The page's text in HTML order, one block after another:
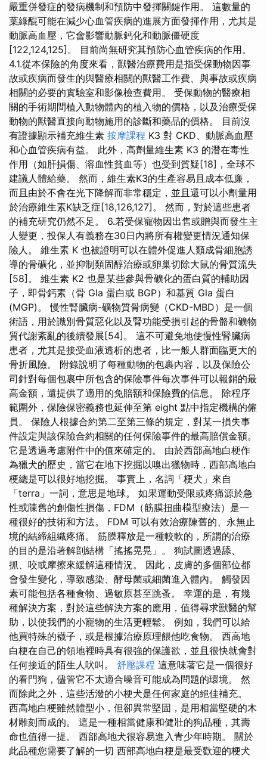
嚴重併發症的發病機制和預防中發揮關鍵作用。 這數量的
葉綠醌可能在減少心血管疾病的進展方面發揮作用，尤其是
動脈高血壓，它會影響動脈鈣化和動脈僵硬度
[122,124,125]。 目前尚無研究其預防心血管疾病的作用。
4.1.從本保險的角度來看，獸醫治療費用是指受保動物因事
故或疾病而發生的與醫療相關的獸醫工作費、與事故或疾病
相關的必要的實驗室和影像檢查費用。 受保動物的醫療相
關的手術期間植入動物體內的植入物的價格，以及治療受保
動物的獸醫直接向動物施用的診斷和藥品的價格。 目前沒
有證據顯示補充維生素 按摩課程 K3 對 CKD、動脈高血壓
和心血管疾病有益。 此外，高劑量維生素 K3 的潛在毒性
作用（如肝損傷、溶血性貧血等）也受到質疑[18]，全球不
建議人體給藥。 然而，維生素K3的生產容易且成本低廉，
而且由於不會在光下降解而非常穩定，並且還可以小劑量用
於治療維生素K缺乏症[18,126,127]。 然而，對於這些患者
的補充研究仍然不足。 6.若受保寵物因出售或贈與而發生主
人變更，投保人有義務在30日內將所有權變更情況通知保
險人。 維生素 K 也被證明可以在體外促進人類成骨細胞誘
導的骨礦化，並抑制類固醇治療或卵巢切除大鼠的骨質流失
[58]。 維生素 K2 也是某些參與骨礦化的蛋白質的輔助因
子，即骨鈣素（骨 Gla 蛋白或 BGP）和基質 Gla 蛋白
(MGP)。 慢性腎臟病-礦物質骨病變（CKD-MBD）是一個
術語，用於識別骨質惡化以及腎功能受損引起的骨骼和礦物
質代謝紊亂的後續發展[54]。 這不可避免地使慢性腎臟病
患者，尤其是接受血液透析的患者，比一般人群面臨更大的
骨折風險。 附錄說明了每種動物的包裹內容，以及保險公
司針對每個包裹中所包含的保險事件每次事件可以報銷的最
高金額，還提供了適用的免賠額和保險費的信息。 除程序
範圍外，保險保密義務也延伸至第 eight 點中指定機構的僱
員。 保險人根據合約第二至第三條的規定，對某一損失事
件設定與該保險合約相關的任何保險事件的最高賠償金額。
它是透過考慮附件中的值來確定的。 由於西部高地白梗作
為獵犬的歷史，當它在地下挖掘以嗅出獵物時，西部高地白
梗總是可以很好地挖掘。 事實上，名詞「梗犬」來自
「terra」一詞，意思是地球。 如果運動受限或疼痛源於急
性或陳舊的創傷性損傷，FDM（筋膜扭曲模型療法）是一
種很好的技術和方法。 FDM 可以有效治療陳舊的、永無止
境的結締組織疼痛。 筋膜釋放是一種較軟的，所謂的治療
的目的是沿著解剖結構「搖搖晃晃」。 狗試圖透過舔、
抓、咬或摩擦來緩解這種情況。 因此，皮膚的多個部位都
會發生變化，導致感染、酵母菌或細菌進入體內。 觸發因
素可能包括各種食物、過敏原甚至跳蚤。 幸運的是，有幾
種解決方案，對於這些解決方案的應用，值得尋求獸醫的幫
助，以使我們的小寵物的生活更輕鬆。 例如，我們可以給
他買特殊的襪子，或是根據治療原理餵他吃食物。 西高地
白梗在自己的領地裡時具有很強的保護欲，並且很快就會對
任何接近的陌生人吠叫。 舒壓課程 這意味著它是一個很好
的看門狗，儘管它不太適合噪音可能成為問題的環境。 然
而除此之外，這些活潑的小梗犬是任何家庭的絕佳補充。
西高地白梗雖然體型小，但卻異常堅固，是用相當堅硬的木
材雕刻而成的。 這是一種相當健康和健壯的狗品種，其壽
命也值得一提。 西部高地犬很容易進入青少年時期。 關於
此品種您需要了解的一切 西部高地白梗是最受歡迎的梗犬